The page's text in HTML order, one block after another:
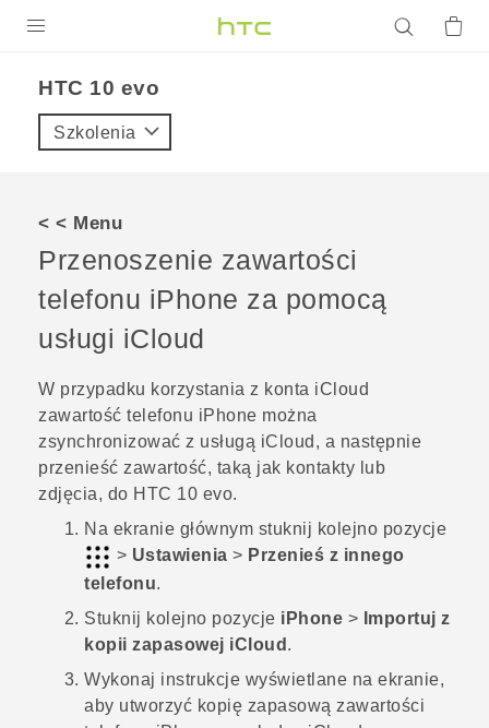
VIVE
VIVERSE
POMOC TECHNICZNA
Urządzenia i akcesoria HTC
Zaloguj się
HTC 10 evo‎
Szkolenia
< < Menu
Przenoszenie zawartości
telefonu iPhone za pomocą
usługi iCloud
W przypadku korzystania z konta iCloud
zawartość telefonu iPhone można
zsynchronizować z usługą iCloud , a następnie
przenieść zawartość, taką jak kontakty lub
zdjęcia, do HTC 10 evo.
Na ekranie głównym stuknij kolejno pozycje
> Ustawienia > Przenieś z innego
telefonu.
Stuknij kolejno pozycje iPhone > Importuj z
kopii zapasowej iCloud .
Wykonaj instrukcje wyświetlane na ekranie,
aby utworzyć kopię zapasową zawartości